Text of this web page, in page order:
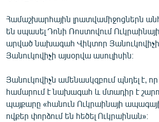
Հայերեն
English
Русский
ՀԵՏԵՎԵՔ ՄԵԶ
Համաշխարհային լրատվամիջոցներն
են սպասել Դոնի Ռոստովում
արված նախագահ Վիկտոր
Յանուկովիչի այսօրվա ասուլիսին։
Յանուկովիչն ամենասկզբում պնդել է,
համարում է նախագահ և մտադիր է
պայքարը «հանուն Ուկրաինայի
ովքեր փորձում են հեծել Ուկրաինան»։